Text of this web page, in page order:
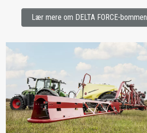
Lær mere om DELTA FORCE-bommen